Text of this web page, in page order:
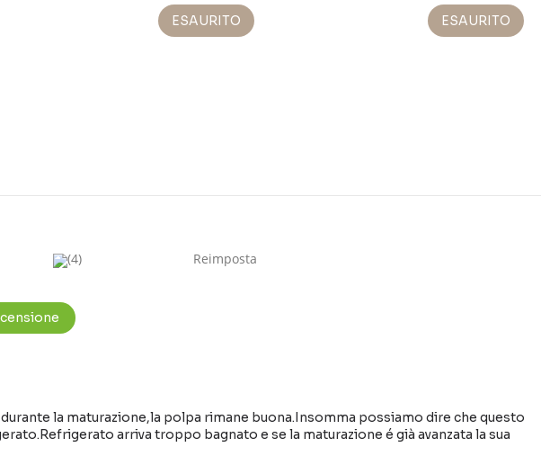
ESAURITO ESAURITO
(4) Reimposta
la maturazione,la polpa rimane buona.Insomma possiamo dire che questo
arriva troppo bagnato e se la maturazione é già avanzata la sua